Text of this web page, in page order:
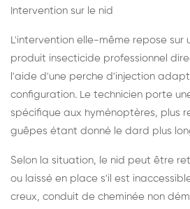
Intervention sur le nid
L'intervention elle-même repose sur
produit insecticide professionnel
l'aide d'une perche d'injection
configuration. Le technicien porte
spécifique aux hyménoptères, plus
guêpes étant donné le dard plus
Selon la situation, le nid peut être
ou laissé en place s'il est
creux, conduit de cheminée non